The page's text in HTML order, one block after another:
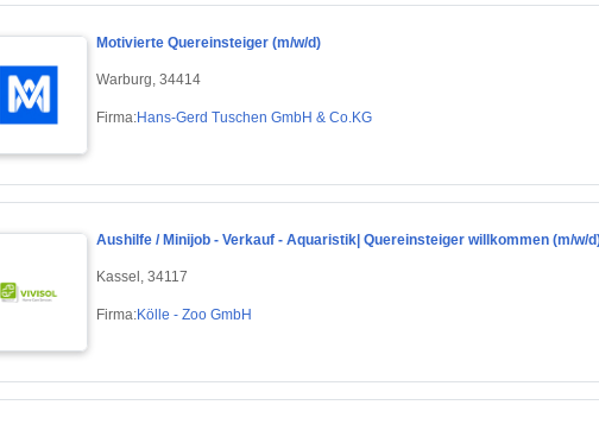
Motivierte Quereinsteiger (m/w/d)
Warburg, 34414
Firma:Hans-Gerd Tuschen GmbH & Co.KG
Aushilfe / Minijob - Verkauf - Aquaristik| Quereinsteiger willkommen (m/w/
Kassel, 34117
Firma:Kölle - Zoo GmbH